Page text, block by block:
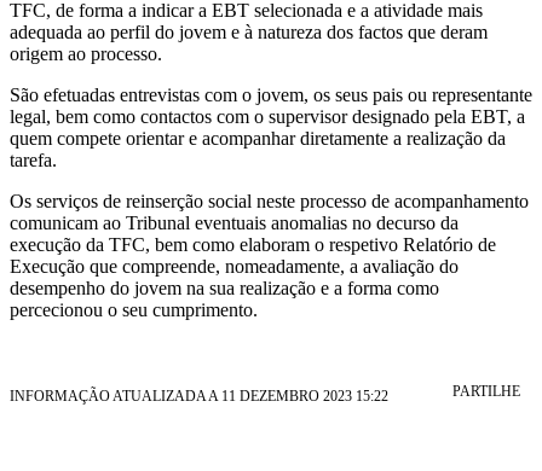
TFC, de forma a indicar a EBT selecionada e a atividade mais
adequada ao perfil do jovem e à natureza dos factos que deram
origem ao processo.
São efetuadas entrevistas com o jovem, os seus pais ou representante
legal, bem como contactos com o supervisor designado pela EBT, a
quem compete orientar e acompanhar diretamente a realização da
tarefa.
Os serviços de reinserção social neste processo de acompanhamento
comunicam ao Tribunal eventuais anomalias no decurso da
execução da TFC, bem como elaboram o respetivo Relatório de
Execução que compreende, nomeadamente, a avaliação do
desempenho do jovem na sua realização e a forma como
percecionou o seu cumprimento.
INFORMAÇÃO ATUALIZADA A 11 DEZEMBRO 2023 15:22 PARTILHE